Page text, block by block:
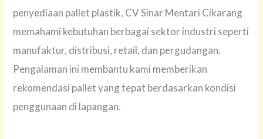
penyediaan pallet plastik, CV Sinar Mentari Cikarang
memahami kebutuhan berbagai sektor industri seperti
manufaktur, distribusi, retail, dan pergudangan.
Pengalaman ini membantu kami memberikan
rekomendasi pallet yang tepat berdasarkan kondisi
penggunaan di lapangan.